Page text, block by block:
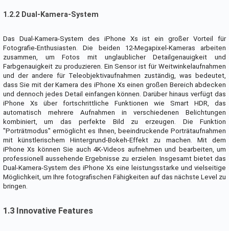
1.2.2 Dual-Kamera-System
Das Dual-Kamera-System des iPhone Xs ist ein großer Vorteil für
Fotografie-Enthusiasten. Die beiden 12-Megapixel-Kameras arbeiten
zusammen, um Fotos mit unglaublicher Detailgenauigkeit und
Farbgenauigkeit zu produzieren. Ein Sensor ist für Weitwinkelaufnahmen
und der andere für Teleobjektivaufnahmen zuständig, was bedeutet,
dass Sie mit der Kamera des iPhone Xs einen großen Bereich abdecken
und dennoch jedes Detail einfangen können. Darüber hinaus verfügt das
iPhone Xs über fortschrittliche Funktionen wie Smart HDR, das
automatisch mehrere Aufnahmen in verschiedenen Belichtungen
kombiniert, um das perfekte Bild zu erzeugen. Die Funktion
"Porträtmodus" ermöglicht es Ihnen, beeindruckende Porträtaufnahmen
mit künstlerischem Hintergrund-Bokeh-Effekt zu machen. Mit dem
iPhone Xs können Sie auch 4K-Videos aufnehmen und bearbeiten, um
professionell aussehende Ergebnisse zu erzielen. Insgesamt bietet das
Dual-Kamera-System des iPhone Xs eine leistungsstarke und vielseitige
Möglichkeit, um Ihre fotografischen Fähigkeiten auf das nächste Level zu
bringen.
1.3 Innovative Features